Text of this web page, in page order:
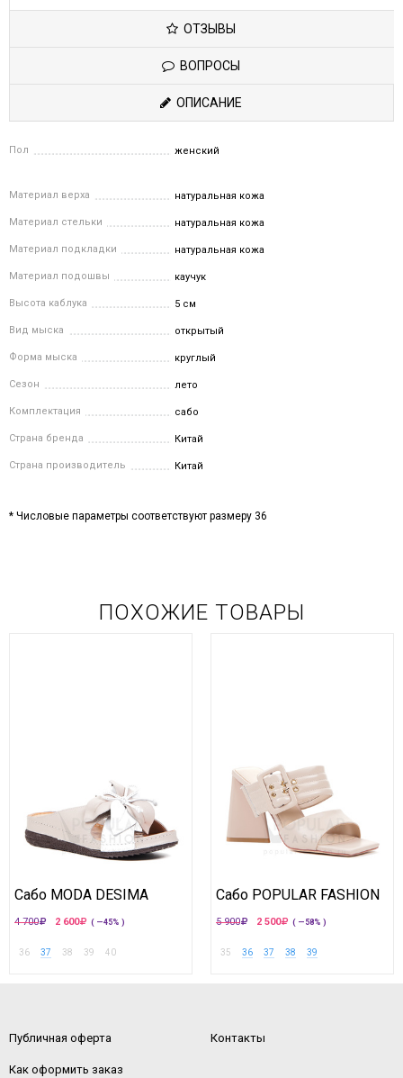
ОТЗЫВЫ
ВОПРОСЫ
ОПИСАНИЕ
Пол женский
Материал верха натуральная кожа
Материал стельки натуральная кожа
Материал подкладки натуральная кожа
Материал подошвы каучук
Высота каблука 5 см
Вид мыска открытый
Форма мыска круглый
Сезон лето
Комплектация сабо
Страна бренда Китай
Страна производитель Китай
* Числовые параметры соответствуют размеру 36
ПОХОЖИЕ ТОВАРЫ
Сабо MODA DESIMA
4 700 2 600 ( —45% )
36 37 38 39 40
Сабо POPULAR FASHION
5 900 2 500 ( —58% )
35 36 37 38 39
Публичная оферта
Как оформить заказ
Контакты